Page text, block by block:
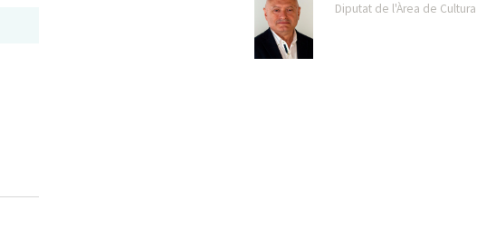
Diputat de l'Àrea de Cultura